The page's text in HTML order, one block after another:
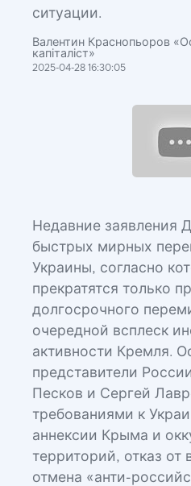
ситуации.
Валентин Краснопьоров
капіталіст»
2025-04-28 16:30:05
Недавние заявления
быстрых мирных
Украины, согласно
прекратятся только
долгосрочного
очередной всплеск
активности Кремля.
представители
Песков и Сергей
требованиями к
аннексии Крыма и
территорий, отказ от
отмена «анти-